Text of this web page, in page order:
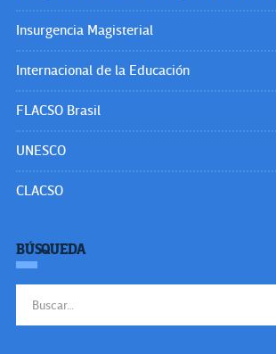
Insurgencia Magisterial
Internacional de la Educación
FLACSO Brasil
UNESCO
CLACSO
BÚSQUEDA